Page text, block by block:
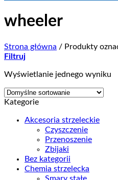
wheeler
Strona główna / Produkty
Filtruj
Wyświetlanie jednego wyniku
Kategorie
Akcesoria strzeleckie
Czyszczenie
Przenoszenie
Zbijaki
Bez kategorii
Chemia strzelecka